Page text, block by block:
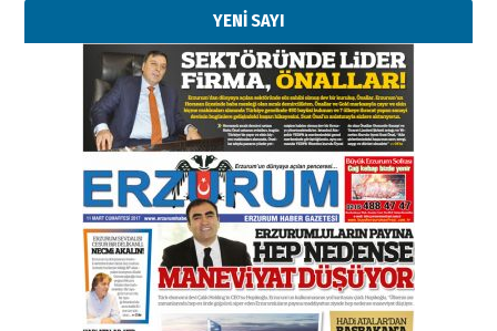
YENİ SAYI
Kenan GÜLERCİ
Murat Şahsuvaroğlu ERKON’da
çıtayı yukarı taşırken,
yönetimdekiler aşağı
çekmemeli!
17 Şubat 2026 SalıOrhan BOZKURT
Bir fotoğraf, bir şehir, bir
gazeteci… Dizginler kimin
elinde?
31 Mart 2026 Salı
A. Berhan Yılmaz
BİR BÖLÜM DEĞİL, BİR ÖMÜR
SEÇİYORSUNUZ… “NEDEN
ATATÜRK ÜNİVERSİTESİ?”
28 Temmuz 2026 Salı